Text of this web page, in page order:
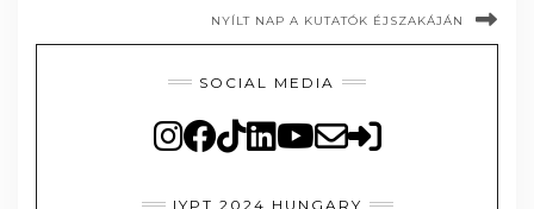
NYÍLT NAP A KUTATÓK ÉJSZAKÁJÁN
SOCIAL MEDIA
IYPT 2024 HUNGARY